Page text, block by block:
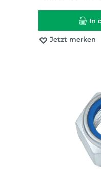
In
Jetzt merken